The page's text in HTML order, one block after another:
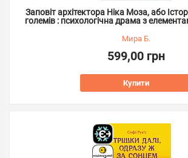
Заповіт архітектора Ніка Моза, або
големів : психологічна драма з
Мира Б.
599,00 грн
Купити